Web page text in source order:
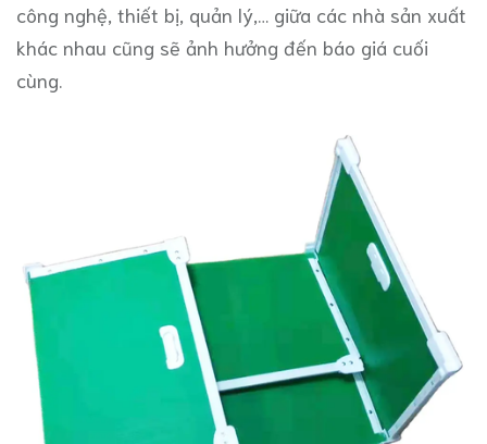
công nghệ, thiết bị, quản lý,… giữa các nhà sản xuất
khác nhau cũng sẽ ảnh hưởng đến báo giá cuối
cùng.